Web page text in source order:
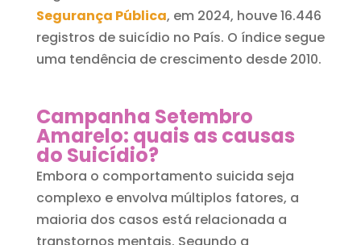
Segurança Pública, em 2024, houve 16.446
registros de suicídio no País. O índice segue
uma tendência de crescimento desde 2010.
Campanha Setembro
Amarelo: quais as causas
do Suicídio?
Embora o comportamento suicida seja
complexo e envolva múltiplos fatores, a
maioria dos casos está relacionada a